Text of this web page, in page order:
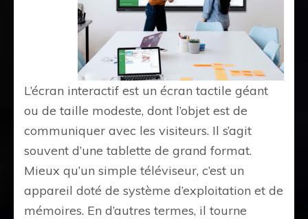
L’écran interactif est un écran tactile géant
ou de taille modeste, dont l’objet est de
communiquer avec les visiteurs. Il s’agit
souvent d’une tablette de grand format.
Mieux qu’un simple téléviseur, c’est un
appareil doté de système d’exploitation et de
mémoires. En d’autres termes, il tourne